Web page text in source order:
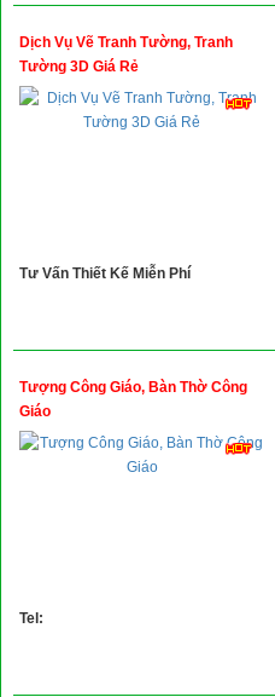
Dịch Vụ Vẽ Tranh Tường, Tranh
Tường 3D Giá Rẻ
Tư Vấn Thiết Kế Miễn Phí
Tượng Công Giáo, Bàn Thờ Công
Giáo
Tel: